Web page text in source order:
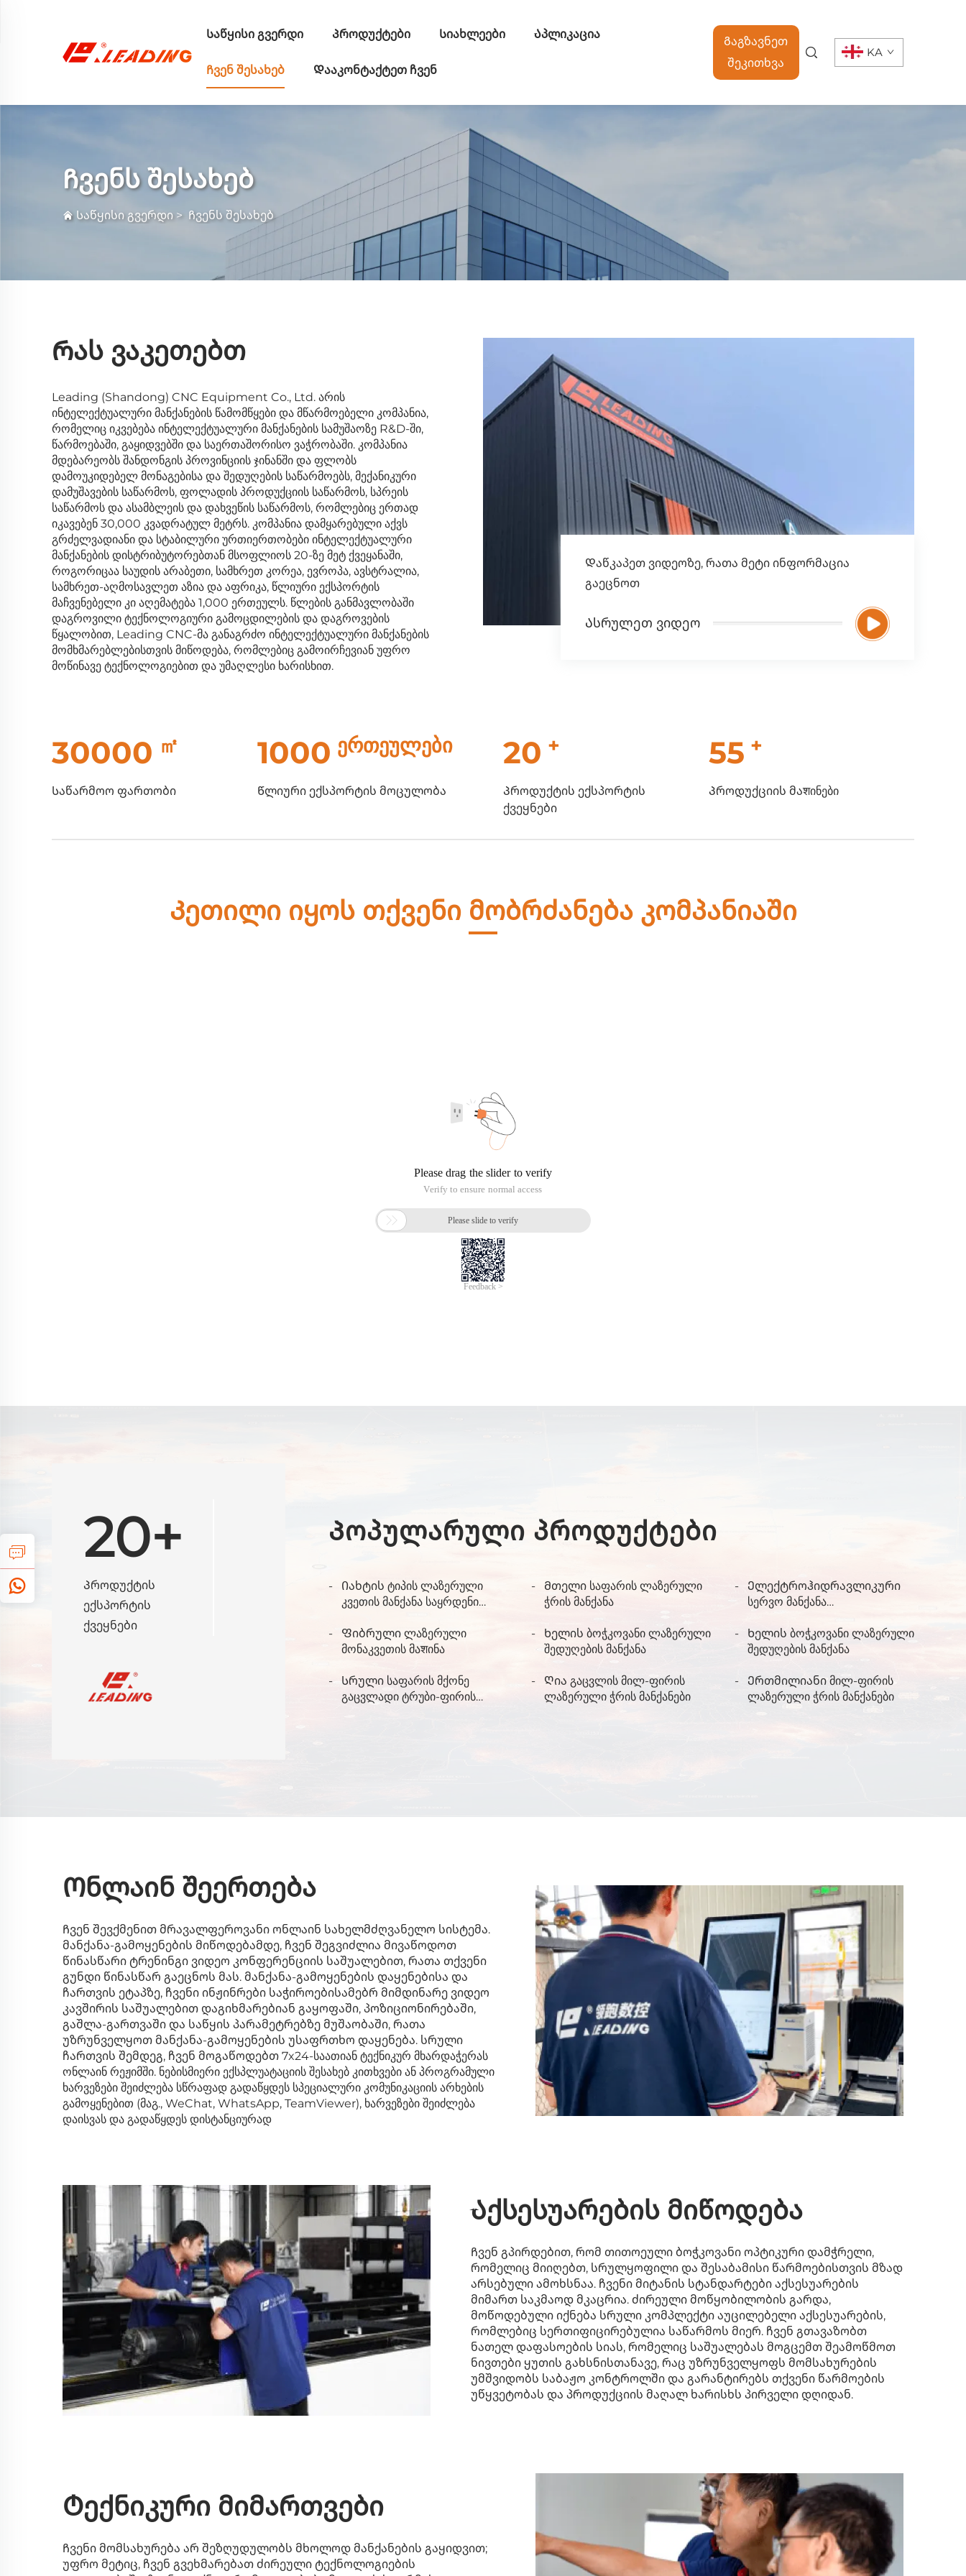
Საწყისი გვერდი Პროდუქტები Სიახლეები Აპლიკაცია
Ჩვენ შესახებ Დააკონტაქტეთ ჩვენ
Გაგზავნეთ
შეკითხვა
KA
Ჩვენს შესახებ
Საწყისი გვერდი > Ჩვენს შესახებ
Რას ვაკეთებთ
Leading (Shandong) CNC Equipment Co., Ltd. არის
ინტელექტუალური მანქანების წამომწყები და მწარმოებელი კომპანია,
რომელიც იკვებება ინტელექტუალური მანქანების სამუშაოზე R&D-ში,
წარმოებაში, გაყიდვებში და საერთაშორისო ვაჭრობაში. კომპანია
მდებარეობს შანდონგის პროვინციის ჯინანში და ფლობს
დამოუკიდებელ მონაგებისა და შედუღების საწარმოებს, მექანიკური
დამუშავების საწარმოს, ფოლადის პროდუქციის საწარმოს, სპრეის
საწარმოს და ასამბლეის და დახვეწის საწარმოს, რომლებიც ერთად
იკავებენ 30,000 კვადრატულ მეტრს. კომპანია დამყარებული აქვს
გრძელვადიანი და სტაბილური ურთიერთობები ინტელექტუალური
მანქანების დისტრიბუტორებთან მსოფლიოს 20-ზე მეტ ქვეყანაში,
როგორიცაა საუდის არაბეთი, სამხრეთ კორეა, ევროპა, ავსტრალია,
სამხრეთ-აღმოსავლეთ აზია და აფრიკა, წლიური ექსპორტის
მაჩვენებელი კი აღემატება 1,000 ერთეულს. წლების განმავლობაში
დაგროვილი ტექნოლოგიური გამოცდილების და დაგროვების
წყალობით, Leading CNC-მა განაგრძო ინტელექტუალური მანქანების
მომხმარებლებისთვის მიწოდება, რომლებიც გამოირჩევიან უფრო
მოწინავე ტექნოლოგიებით და უმაღლესი ხარისხით.
Დაწკაპეთ ვიდეოზე, რათა მეტი ინფორმაცია
გაეცნოთ
Ასრულეთ ვიდეო
30000 ㎡
Საწარმოო ფართობი
1000 ერთეულები
Წლიური ექსპორტის მოცულობა
20 +
Პროდუქტის ექსპორტის
ქვეყნები
55 +
Პროდუქციის მაशინები
Კეთილი იყოს თქვენი მობრძანება კომპანიაში
20+
Პროდუქტის
ექსპორტის
ქვეყნები
Პოპულარული პროდუქტები
Იახტის ტიპის ლაზერული
კვეთის მანქანა საყრდენი
Მთელი საფარის ლაზერული
ჭრის მანქანა
Ელექტროჰიდრავლიკური
სერვო მანქანა
Ფიბრული ლაზერული
მონაკვეთის მაशინა
Ხელის ბოჭკოვანი ლაზერული
შედუღების მანქანა
Ხელის ბოჭკოვანი ლაზერული
შედუღების მანქანა
Სრული საფარის მქონე
გაცვლადი ტრუბი-ფირის
Ღია გაცვლის მილ-ფირის
ლაზერული ჭრის მანქანები
Ერთმილიანი მილ-ფირის
ლაზერული ჭრის მანქანები
Ონლაინ შეერთება
Ჩვენ შევქმენით მრავალფეროვანი ონლაინ სახელმძღვანელო სისტემა.
მანქანა-გამოყენების მიწოდებამდე, ჩვენ შეგვიძლია მივაწოდოთ
წინასწარი ტრენინგი ვიდეო კონფერენციის საშუალებით, რათა თქვენი
გუნდი წინასწარ გაეცნოს მას. მანქანა-გამოყენების დაყენებისა და
ჩართვის ეტაპზე, ჩვენი ინჟინრები საჭიროებისამებრ მიმდინარე ვიდეო
კავშირის საშუალებით დაგიხმარებიან გაყოფაში, პოზიციონირებაში,
გაშლა-გართვაში და საწყის პარამეტრებზე მუშაობაში, რათა
უზრუნველყოთ მანქანა-გამოყენების უსაფრთხო დაყენება. სრული
ჩართვის შემდეგ, ჩვენ მოგაწოდებთ 7x24-საათიან ტექნიკურ მხარდაჭერას
ონლაინ რეჟიმში. ნებისმიერი ექსპლუატაციის შესახებ კითხვები ან პროგრამული
ხარვეზები შეიძლება სწრაფად გადაწყდეს სპეციალური კომუნიკაციის არხების
გამოყენებით (მაგ., WeChat, WhatsApp, TeamViewer), ხარვეზები შეიძლება
დაისვას და გადაწყდეს დისტანციურად
Აქსესუარების მიწოდება
Ჩვენ გპირდებით, რომ თითოეული ბოჭკოვანი ოპტიკური დამჭრელი,
რომელიც მიიღებთ, სრულყოფილი და შესაბამისი წარმოებისთვის მზად
არსებული ამოხსნაა. ჩვენი მიტანის სტანდარტები აქსესუარების
მიმართ საკმაოდ მკაცრია. ძირეული მოწყობილობის გარდა,
მოწოდებული იქნება სრული კომპლექტი აუცილებელი აქსესუარების,
რომლებიც სერთიფიცირებულია საწარმოს მიერ. ჩვენ გთავაზობთ
ნათელ დაფასოების სიას, რომელიც საშუალებას მოგცემთ შეამოწმოთ
ნივთები ყუთის გახსნისთანავე, რაც უზრუნველყოფს მომსახურების
უმშვიდობს საბაჟო კონტროლში და გარანტირებს თქვენი წარმოების
უწყვეტობას და პროდუქციის მაღალ ხარისხს პირველი დღიდან.
Ტექნიკური მიმართვები
Ჩვენი მომსახურება არ შეზღუდულობს მხოლოდ მანქანების გაყიდვით;
უფრო მეტიც, ჩვენ გვეხმარებათ ძირეული ტექნოლოგიების